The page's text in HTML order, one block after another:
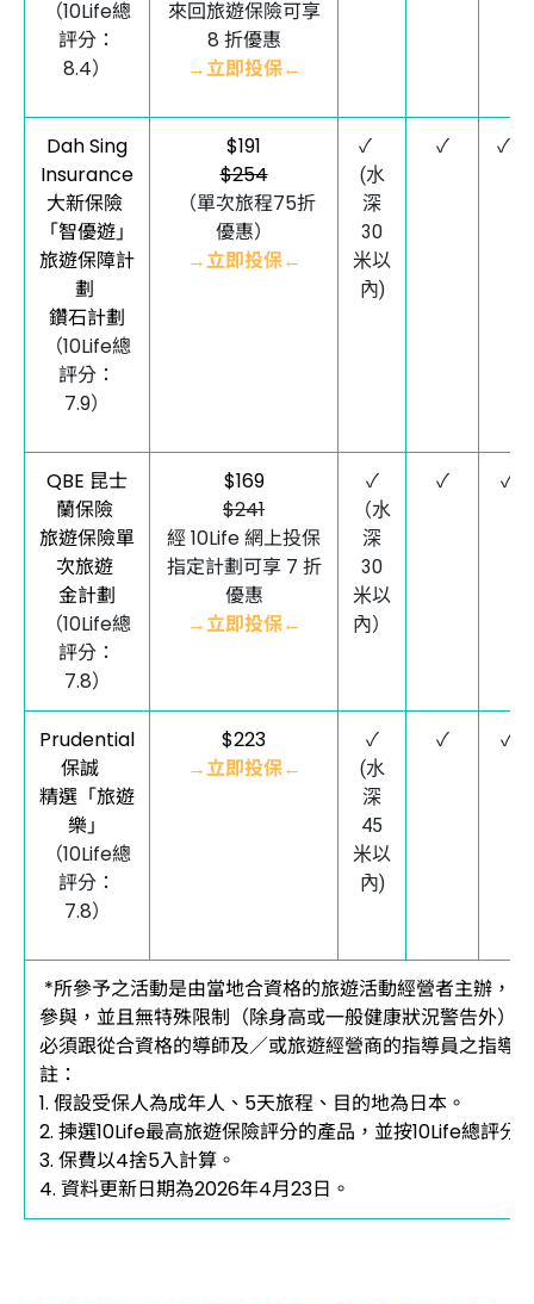
（10Life總
評分：
8.4）
來回旅遊保險可享
8 折優惠
→立即投保←
Dah Sing
Insurance
大新保險
「智優遊」
旅遊保障計
劃
鑽石計劃
（10Life總
評分：
7.9）
$191
$254
（單次旅程75折
優惠）
→立即投保←
✓
(水
深
30
米以
內)
✓ ✓*
QBE 昆士
蘭保險
旅遊保險單
次旅遊
金計劃
（10Life總
評分：
7.8）
$169
$241
經 10Life 網上投保
指定計劃可享 7 折
優惠
→立即投保←
✓
（水
深
30
米以
內）
✓ ✓
Prudential
保誠
精選「旅遊
樂」
（10Life總
評分：
7.8）
$223
→立即投保←
✓
(水
深
45
米以
內)
✓ ✓
*所參予之活動是由當地合資格的旅遊活動經營者主辦，
參與，並且無特殊限制（除身高或一般健康狀況警告外）
必須跟從合資格的導師及／或旅遊經營商的指導員之指
註：
1. 假設受保人為成年人、5天旅程、目的地為日本。
2. 揀選10Life最高旅遊保險評分的產品， 並按10Life總評分
3. 保費以4捨5入計算。
4. 資料更新日期為2026年4月23日。